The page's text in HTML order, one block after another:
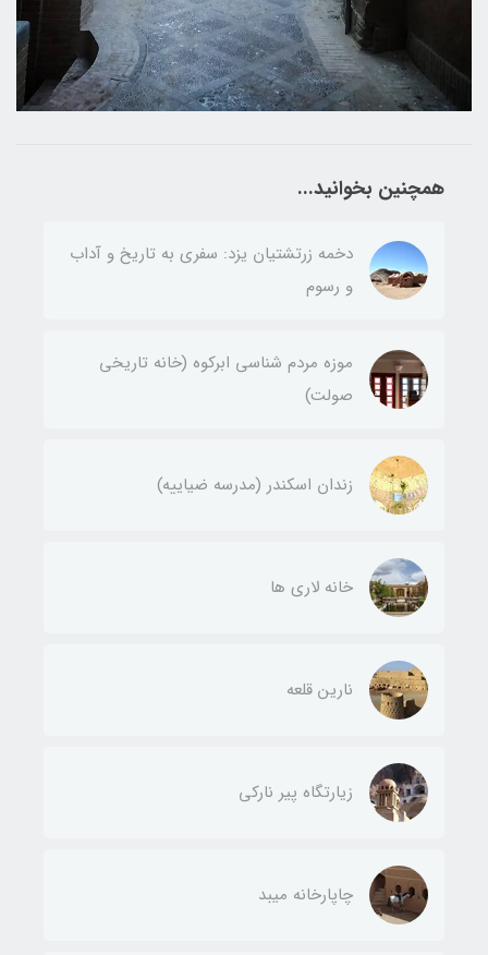
همچنین بخوانید...
دخمه زرتشتیان یزد: سفری به تاریخ و آداب
و رسوم
موزه مردم شناسی ابرکوه (خانه تاریخی
صولت)
زندان اسکندر (مدرسه ضیاییه)
خانه لاری ها
نارین قلعه
زیارتگاه پیر نارکی
چاپارخانه میبد